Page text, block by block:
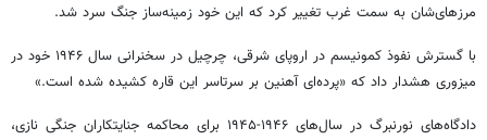
مرزهای‌شان به سمت غرب تغییر کرد که این خود زمینه‌ساز جنگ سرد شد.
با گسترش نفوذ کمونیسم در اروپای شرقی، چرچیل در سخنرانی سال ۱۹۴۶ خود در
میزوری هشدار داد که «پرده‌ای آهنین بر سرتاسر این قاره کشیده شده است.»
دادگاه‌های نورنبرگ در سال‌های ۱۹۴۶-۱۹۴۵ برای محاکمه جنایتکاران جنگی نازی،